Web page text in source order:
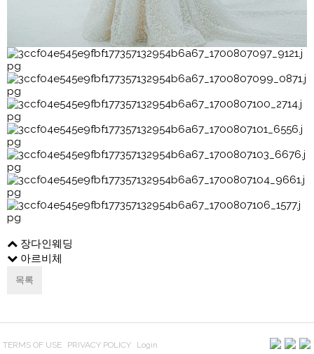
장다인웨딩
아르비체
목록
TERMS OF USE PRIVACY POLICY Login